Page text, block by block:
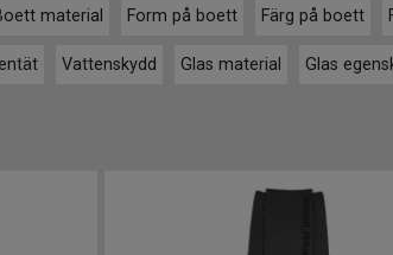
material Form på boett Färg på boett
Vattenskydd Glas material Glas